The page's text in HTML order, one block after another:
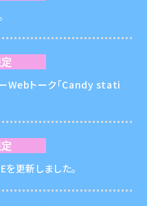
Webトーク「Candy stati
更新しました。